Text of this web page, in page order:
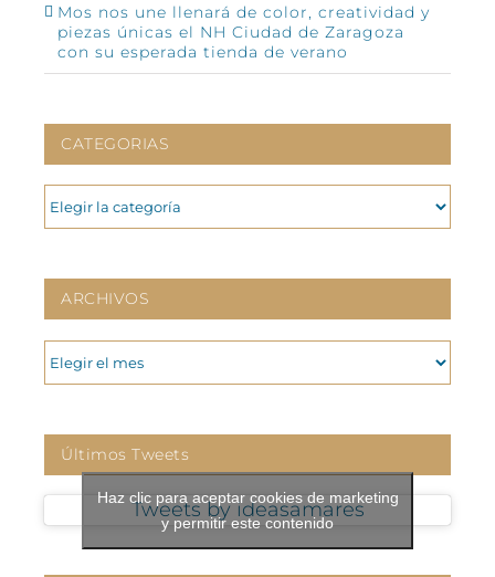
Mos nos une llenará de color, creatividad y
piezas únicas el NH Ciudad de Zaragoza
con su esperada tienda de verano
CATEGORIAS
CATEGORIAS
ARCHIVOS
ARCHIVOS
Últimos Tweets
Tweets by ideasamares
Haz clic para aceptar cookies de marketing
y permitir este contenido